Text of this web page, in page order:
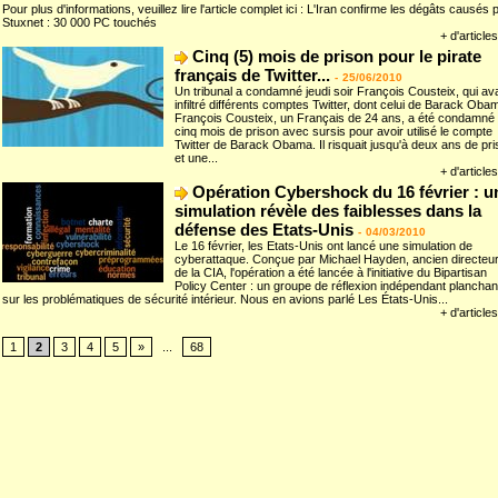
Pour plus d'informations, veuillez lire l'article complet ici : L'Iran confirme les dégâts causés
Stuxnet : 30 000 PC touchés
+
Cinq (5) mois de prison pour le pirate
français de Twitter... - 25/06/2010
Un tribunal a condamné jeudi soir François Cousteix, qui
infiltré différents comptes Twitter, dont celui de Barack
François Cousteix, un Français de 24 ans, a été condamné
cinq mois de prison avec sursis pour avoir utilisé le compte
Twitter de Barack Obama. Il risquait jusqu'à deux ans de
et une...
+
Opération Cybershock du 16 février :
simulation révèle des faiblesses dans la
défense des Etats-Unis - 04/03/2010
Le 16 février, les Etats-Unis ont lancé une simulation de
cyberattaque. Conçue par Michael Hayden, ancien directeur
de la CIA, l'opération a été lancée à l'initiative du Bipartisan
Policy Center : un groupe de réflexion indépendant
sur les problématiques de sécurité intérieur. Nous en avions parlé Les États-Unis...
+
1 2 3 4 5 » 68